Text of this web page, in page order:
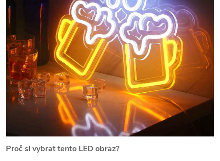
Proč si vybrat tento LED obraz?